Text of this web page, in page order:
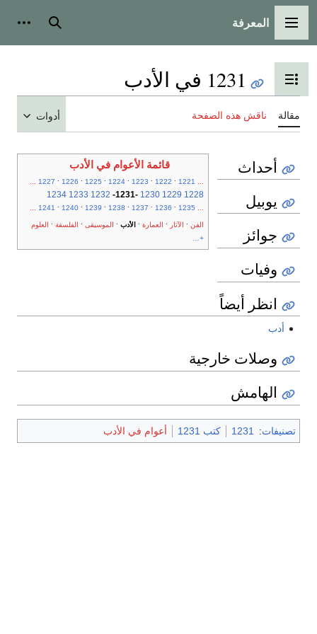
القائمة الرئيسية
المعرفة بحث
تبديل عرض جدول المحتويات
1231 في الأدب
مقالة ناقش هذه الصفحة أدوات
قائمة الأعوام في الأدب
...
1221
1222
1223
1224
1225
1226
1227
...
1228
1229
1230
-
1231
-
1232
1233
1234
...
1235
1236
1237
1238
1239
1240
1241
...
الفن الآثار العمارة الأدب الموسيقى الفلسفة
العلوم
+...
أحداث
يوبيل
جوائز
وفيات
انظر أيضاً
أدب
وصلات خارجية
الهامش
تصنيفات:
1231 كتب 1231 أعوام في الأدب